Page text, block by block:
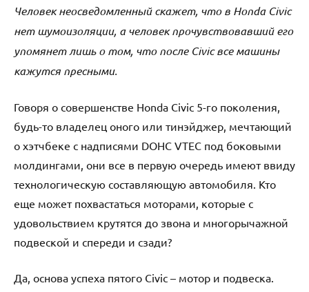
Человек неосведомленный скажет, что в Honda Civic
нет шумоизоляции, а человек прочувствовавший его
упомянет лишь о том, что после Civic все машины
кажутся пресными.
Говоря о совершенстве Honda Civic 5-го поколения,
будь-то владелец оного или тинэйджер, мечтающий
о хэтчбеке с надписями DOHC VTEC под боковыми
молдингами, они все в первую очередь имеют ввиду
технологическую составляющую автомобиля. Кто
еще может похвастаться моторами, которые с
удовольствием крутятся до звона и многорычажной
подвеской и спереди и сзади?
Да, основа успеха пятого Civic – мотор и подвеска.